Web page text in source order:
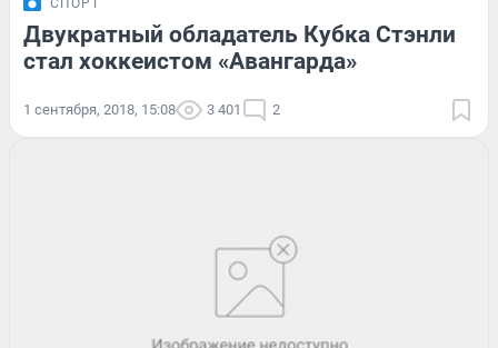
СПОРТ
Двукратный обладатель Кубка Стэнли
стал хоккеистом «Авангарда»
1 сентября, 2018, 15:08 3 401 2